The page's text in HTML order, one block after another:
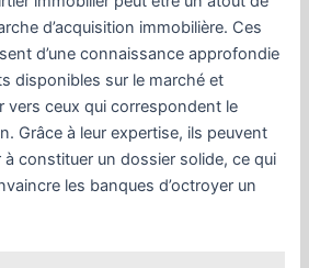
d’acquisition immobilière. Ces
d’une connaissance approfondie
disponibles sur le marché et
vers ceux qui correspondent le
Grâce à leur expertise, ils peuvent
constituer un dossier solide, ce qui
les banques d’octroyer un